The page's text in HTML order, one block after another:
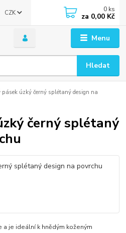
Menu
CZK
Hledat
0 ks
za 0,00 Kč
pásek úzký černý splétaný design na
černý splétaný
a je ideální k hnědým koženým